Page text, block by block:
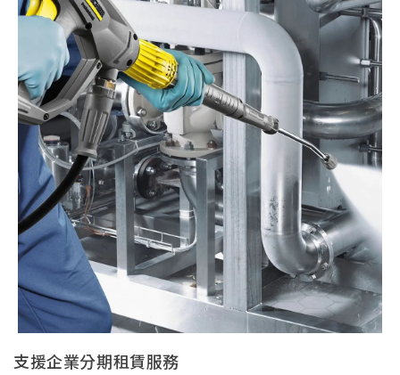
支援企業分期租賃服務